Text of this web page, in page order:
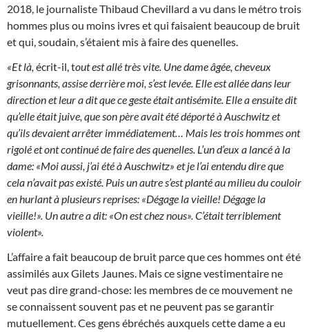
2018, le journaliste Thibaud Chevillard a vu dans le métro trois
hommes plus ou moins ivres et qui faisaient beaucoup de bruit
et qui, soudain, s’étaient mis à faire des quenelles.
«Et là, écrit-il, tout est allé très vite. Une dame âgée, cheveux
grisonnants, assise derrière moi, s’est levée. Elle est allée dans leur
direction et leur a dit que ce geste était antisémite. Elle a ensuite dit
qu’elle était juive, que son père avait été déporté à Auschwitz et
qu’ils devaient arrêter immédiatement… Mais les trois hommes ont
rigolé et ont continué de faire des quenelles. L’un d’eux a lancé à la
dame: «Moi aussi, j’ai été à Auschwitz» et je l’ai entendu dire que
cela n’avait pas existé. Puis un autre s’est planté au milieu du couloir
en hurlant à plusieurs reprises: «Dégage la vieille! Dégage la
vieille!». Un autre a dit: «On est chez nous». C’était terriblement
violent».
L’affaire a fait beaucoup de bruit parce que ces hommes ont été
assimilés aux Gilets Jaunes. Mais ce signe vestimentaire ne
veut pas dire grand-chose: les membres de ce mouvement ne
se connaissent souvent pas et ne peuvent pas se garantir
mutuellement. Ces gens ébréchés auxquels cette dame a eu